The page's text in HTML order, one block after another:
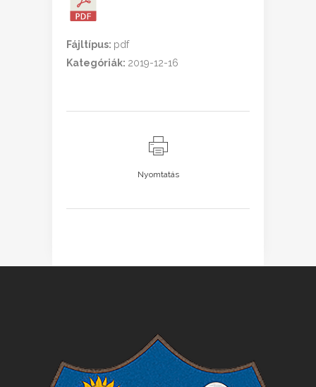
Fájltípus: pdf
Kategóriák: 2019-12-16
Nyomtatás